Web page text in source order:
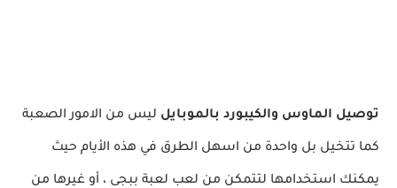
توصيل الماوس والكيبورد بالموبايل ليس من الامور الصعبة
كما تتخيل بل واحدة من اسهل الطرق في هذه الأيام حيث
يمكنك استخدامها لتتمكن من لعب لعبة ببجى ، أو غيرها من